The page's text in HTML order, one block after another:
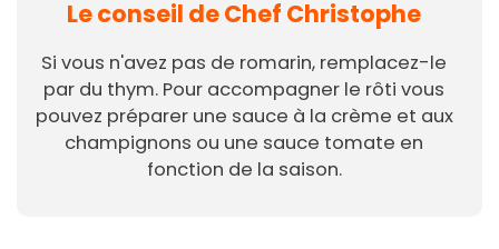
Le conseil de Chef Christophe
Si vous n'avez pas de romarin, remplacez-le
par du thym. Pour accompagner le rôti vous
pouvez préparer une sauce à la crème et aux
champignons ou une sauce tomate en
fonction de la saison.